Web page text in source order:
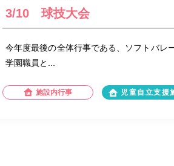
3/10 球技大会
今年度最後の全体行事である、ソフトバレ
学園職員と...
施設内行事 児童自立支援